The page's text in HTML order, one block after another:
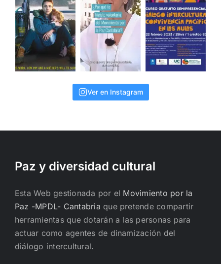
Ver en Instagram
Paz y diversidad cultural
Esta Web gestionada por el Movimiento por la
Paz -MPDL- Cantabria que pretende compartir
herramientas que dotarán a las personas para
actuar como agentes de dinamización del
diálogo intercultural.